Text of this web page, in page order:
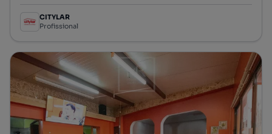
CITYLAR
Profissional